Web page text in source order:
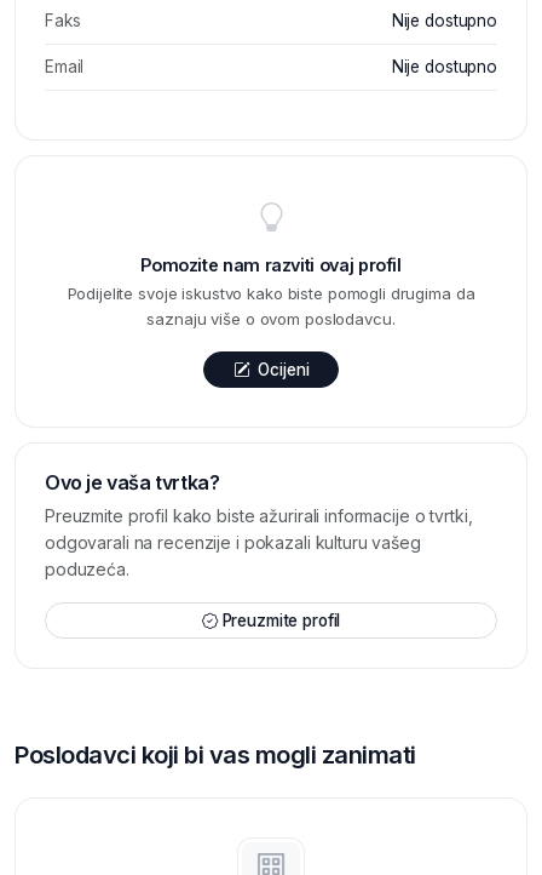
Faks Nije dostupno
Email Nije dostupno
Pomozite nam razviti ovaj profil
Podijelite svoje iskustvo kako biste pomogli drugima da
saznaju više o ovom poslodavcu.
Ocijeni
Ovo je vaša tvrtka?
Preuzmite profil kako biste ažurirali informacije o tvrtki,
odgovarali na recenzije i pokazali kulturu vašeg
poduzeća.
Preuzmite profil
Poslodavci koji bi vas mogli zanimati